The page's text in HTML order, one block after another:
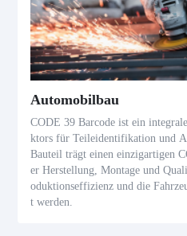
Automobilbau
CODE 39 Barcode ist ein
ktors für Teileidentifikation und
Bauteil trägt einen einzigartigen
er Herstellung, Montage und
oduktionseffizienz und die
t werden.